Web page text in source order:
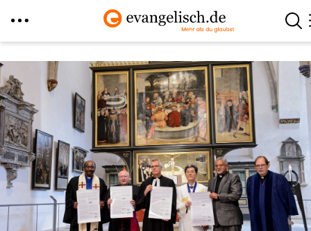
zum
Inhalt